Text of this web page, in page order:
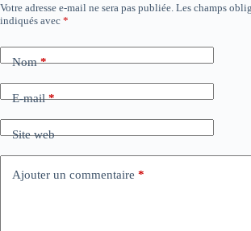
Votre adresse e-mail ne sera pas publiée. Les champs
indiqués avec *
Nom*
E-mail*
Site web
Ajouter un commentaire *